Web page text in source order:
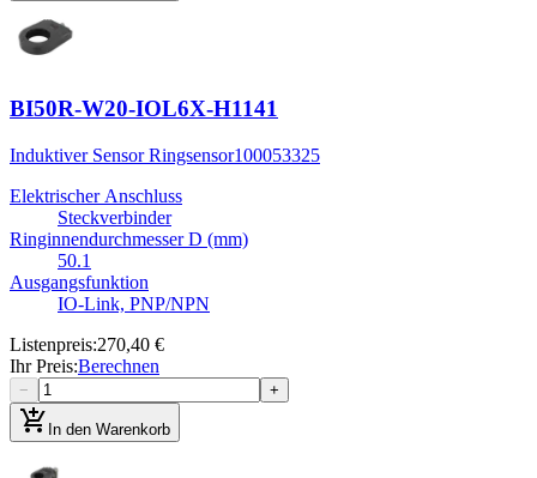
BI50R-W20-IOL6X-H1141
Induktiver Sensor Ringsensor100053325
Elektrischer Anschluss
Steckverbinder
Ringinnendurchmesser D (mm)
50.1
Ausgangsfunktion
IO-Link, PNP/NPN
Listenpreis:270,40 €
Ihr Preis:Berechnen
− +
add_shopping_cart In den Warenkorb